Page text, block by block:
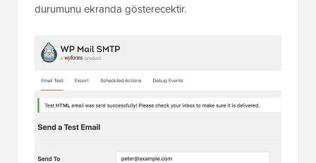
durumunu ekranda gösterecektir.